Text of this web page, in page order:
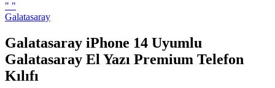
" "
Galatasaray
Galatasaray iPhone 14 Uyumlu
Galatasaray El Yazı Premium Telefon
Kılıfı